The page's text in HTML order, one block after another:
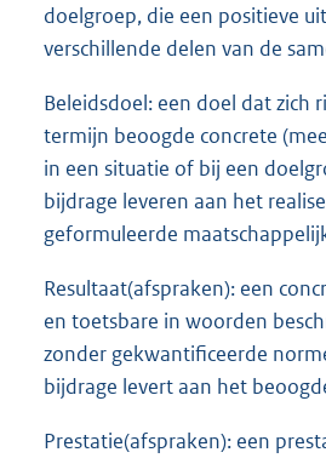
doelgroep, die een positieve
verschillende delen van de
Beleidsdoel: een doel dat zich
termijn beoogde concrete
in een situatie of bij een
bijdrage leveren aan het
geformuleerde
Resultaat(afspraken): een
en toetsbare in woorden
zonder gekwantificeerde
bijdrage levert aan het
Prestatie(afspraken): een